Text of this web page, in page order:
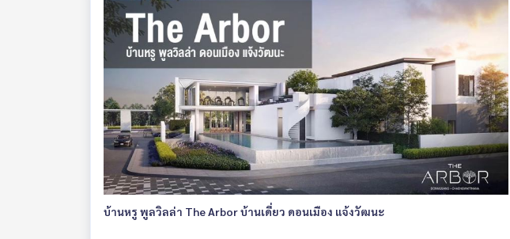
บ้านหรู พูลวิลล่า The Arbor บ้านเดี่ยว ดอนเมือง แจ้งวัฒนะ